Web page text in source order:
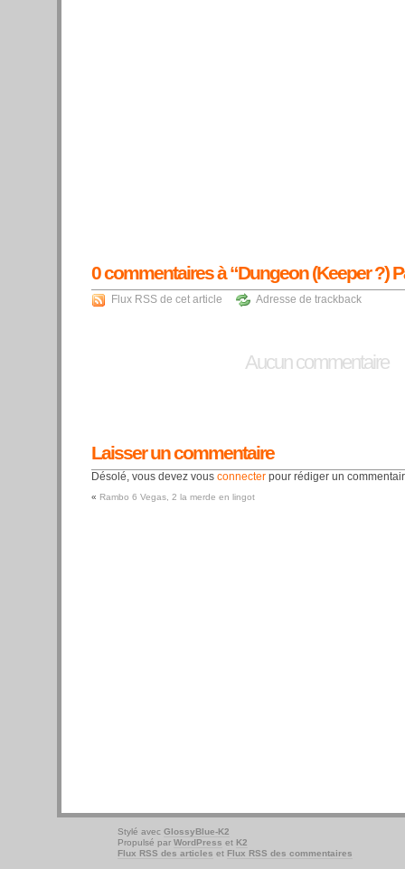
0commentaires à “Dungeon (Keeper ?)
Flux RSS de cet article Adresse de trackback
Aucun commentaire
Laisser un commentaire
Désolé, vous devez vous connecterpour rédiger un
« Rambo 6 Vegas, 2 la merde en lingot
Stylé avec GlossyBlue-K2
Propulsé par WordPress et K2
Flux RSS des articles et Flux RSS des commentaires